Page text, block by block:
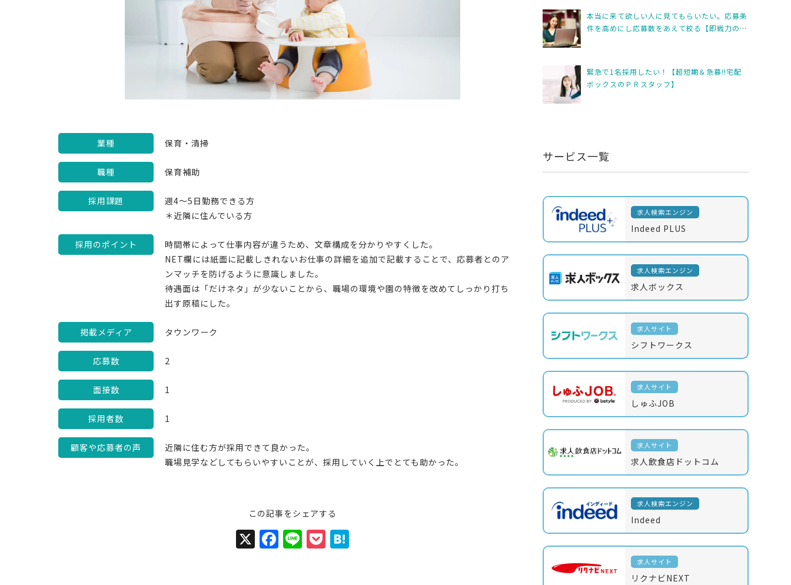
業種 保育・清掃
職種 保育補助
採用課題
週4～5日勤務できる方
＊近隣に住んでいる方
採用のポイント
時間帯によって仕事内容が違うため、文章構成を分かりやすくした。
NET欄には紙面に記載しきれないお仕事の詳細を追加で記載することで、応募者とのア
ンマッチを防げるように意識しました。
待遇面は「だけネタ」が少ないことから、職場の環境や園の特徴を改めてしっかり打ち
出す原稿にした。
掲載メディア タウンワーク
応募数 2
面接数 1
採用者数 1
顧客や応募者の声
近隣に住む方が採用できて良かった。
職場見学などしてもらいやすいことが、採用していく上でとても助かった。
この記事をシェアする
X F Li P
本当に来て欲しい人に見てもらいたい。応募条
件を高めにし応募数をあえて絞る【即戦力の経
緊急で1名採用したい！【超短期＆急募!!宅配
ボックスのＰＲスタッフ】
サービス一覧
求人検索エンジン
Indeed PLUS
求人検索エンジン
求人ボックス
求人サイト
シフトワークス
求人サイト
しゅふJOB
求人サイト
求人飲食店ドットコム
求人検索エンジン
Indeed
求人サイト
リクナビNEXT